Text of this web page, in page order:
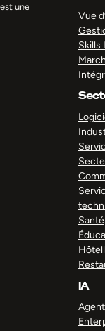
une
Vue
Skills
Santé
IA